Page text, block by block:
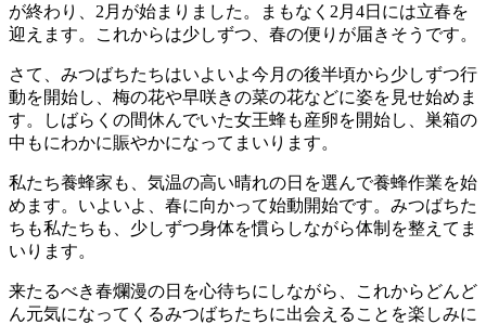
が終わり、2月が始まりました。まもなく2月4日には立春を
迎えます。これからは少しずつ、春の便りが届きそうです。
さて、みつばちたちはいよいよ今月の後半頃から少しずつ行
動を開始し、梅の花や早咲きの菜の花などに姿を見せ始めま
す。しばらくの間休んでいた女王蜂も産卵を開始し、巣箱の
中もにわかに賑やかになってまいります。
私たち養蜂家も、気温の高い晴れの日を選んで養蜂作業を始
めます。いよいよ、春に向かって始動開始です。みつばちた
ちも私たちも、少しずつ身体を慣らしながら体制を整えてま
いります。
来たるべき春爛漫の日を心待ちにしながら、これからどんど
ん元気になってくるみつばちたちに出会えることを楽しみに